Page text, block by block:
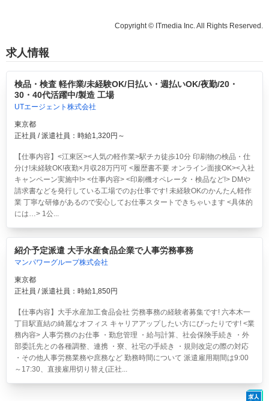
Copyright © ITmedia Inc. All Rights Reserved.
求人情報
検品・検査 軽作業/未経験OK/日払い・週払いOK/夜勤/20・
30・40代活躍中/製造 工場
UTエージェント株式会社
東京都
正社員 / 派遣社員：時給1,320円～
【仕事内容】<江東区><人気の軽作業>駅チカ徒歩10分 印刷物の検品・仕
分け!未経験OK!夜勤×月収28万円可 <履歴書不要 オンライン面接OK><入社
キャンペーン実施中!> <仕事内容> <印刷機オペレータ・検品など!> DMや
請求書などを発行している工場でのお仕事です! 未経験OKのかんたん軽作
業 丁寧な研修があるので安心してお仕事スタートできちゃいます <具体的
には…> 1公...
紹介予定派遣 大手水産食品企業で人事労務事務
マンパワーグループ株式会社
東京都
正社員 / 派遣社員：時給1,850円
【仕事内容】大手水産加工食品会社 労務事務の経験者募集です! 六本木一
丁目駅直結の綺麗なオフィス キャリアアップしたい方にぴったりです! <業
務内容> 人事労務のお仕事 ・勤怠管理 ・給与計算、社会保険手続き ・外
部委託先との各種調整、連携 ・寮、社宅の手続き ・規則改定の際の対応
・その他人事労務業務や庶務など 勤務時間について 派遣雇用期間は9:00
～17:30、直接雇用切り替え(正社...